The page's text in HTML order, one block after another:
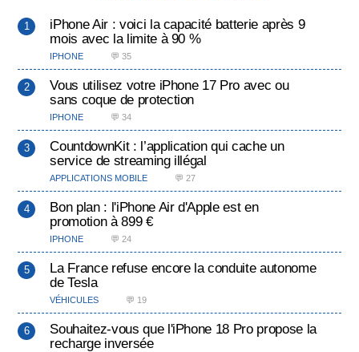
iPhone Air : voici la capacité batterie après 9
mois avec la limite à 90 %
IPHONE 💬 35
Vous utilisez votre iPhone 17 Pro avec ou
sans coque de protection
IPHONE 💬 34
CountdownKit : l’application qui cache un
service de streaming illégal
APPLICATIONS MOBILE 💬 27
Bon plan : l'iPhone Air d'Apple est en
promotion à 899 €
IPHONE 💬 24
La France refuse encore la conduite autonome
de Tesla
VÉHICULES 💬 19
Souhaitez-vous que l'iPhone 18 Pro propose la
recharge inversée